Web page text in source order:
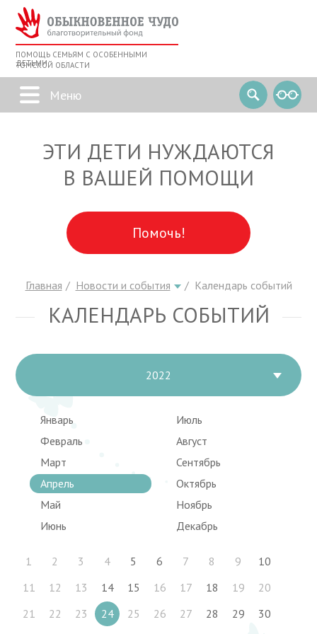
ПОМОЩЬ СЕМЬЯМ С ОСОБЕННЫМИ
ДЕТЬМИ
ТОМСКОЙ ОБЛАСТИ
ЭТИ ДЕТИ НУЖДАЮТСЯ
В ВАШЕЙ ПОМОЩИ
Помочь!
Главная Новости и события Календарь событий
КАЛЕНДАРЬ СОБЫТИЙ
2022
Январь
Февраль
Март
Апрель
Май
Июнь
Июль
Август
Сентябрь
Октябрь
Ноябрь
Декабрь
1 2 3 4 5 6 7 8 9
10
11
12 13 14 15 16 17 18 19
20
21
22 23 24 25 26 27 28 29 30